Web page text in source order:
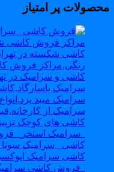
پر امتیاز